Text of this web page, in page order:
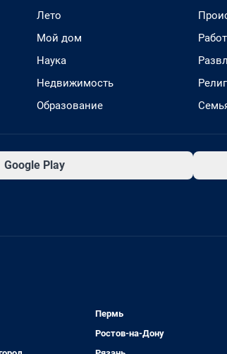
Лето
Мой дом
Наука
Недвижимость
Образование
Google Play
Пермь
Ростов-на-Дону